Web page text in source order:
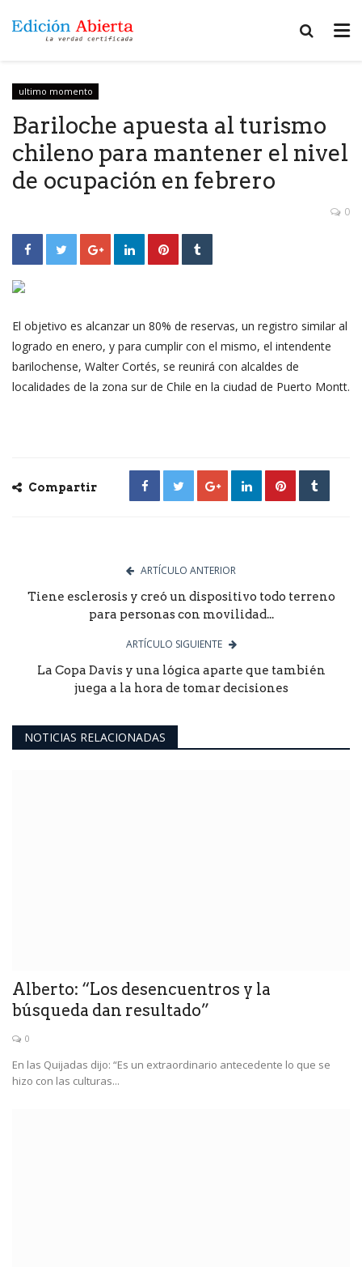
ultimo momento
Bariloche apuesta al turismo
chileno para mantener el nivel
de ocupación en febrero
0
El objetivo es alcanzar un 80% de reservas, un registro similar al
logrado en enero, y para cumplir con el mismo, el intendente
barilochense, Walter Cortés, se reunirá con alcaldes de
localidades de la zona sur de Chile en la ciudad de Puerto Montt.
Compartir
ARTÍCULO ANTERIOR
Tiene esclerosis y creó un dispositivo todo terreno
para personas con movilidad...
ARTÍCULO SIGUIENTE
La Copa Davis y una lógica aparte que también
juega a la hora de tomar decisiones
NOTICIAS RELACIONADAS
Alberto: “Los desencuentros y la
búsqueda dan resultado”
0
En las Quijadas dijo: “Es un extraordinario antecedente lo que se
hizo con las culturas...